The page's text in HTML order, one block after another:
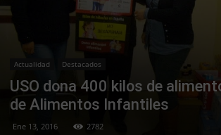
Actualidad Destacados
USO dona 400 kilos de
de Alimentos Infantiles
Ene 13, 2016 2782